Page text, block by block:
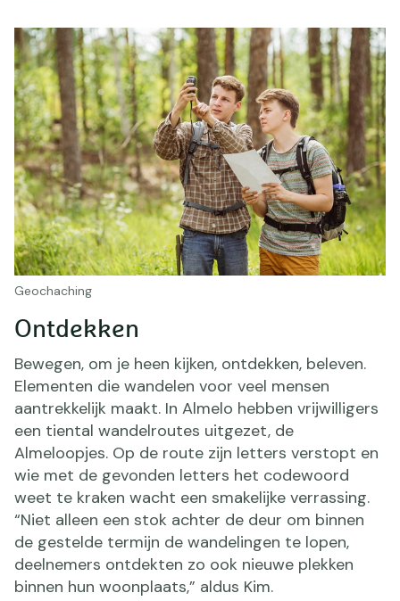
Geochaching
Ontdekken
Bewegen, om je heen kijken, ontdekken, beleven.
Elementen die wandelen voor veel mensen
aantrekkelijk maakt. In Almelo hebben vrijwilligers
een tiental wandelroutes uitgezet, de
Almeloopjes. Op de route zijn letters verstopt en
wie met de gevonden letters het codewoord
weet te kraken wacht een smakelijke verrassing.
“Niet alleen een stok achter de deur om binnen
de gestelde termijn de wandelingen te lopen,
deelnemers ontdekten zo ook nieuwe plekken
binnen hun woonplaats,” aldus Kim.